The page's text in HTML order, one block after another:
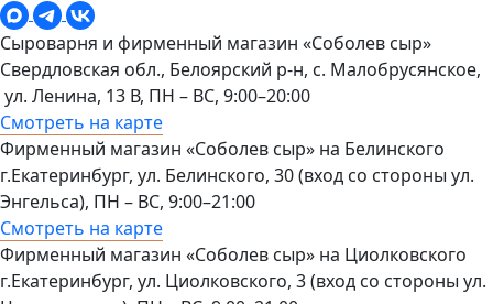
Сыроварня и фирменный магазин «Соболев сыр»
Свердловская обл., Белоярский р-н, с. Малобрусянское,
ул. Ленина, 13 В, ПН – ВС, 9:00–20:00
Смотреть на карте
Фирменный магазин «Соболев сыр» на Белинского
г.Екатеринбург, ул. Белинского, 30 (вход со стороны ул.
Энгельса), ПН – ВС, 9:00–21:00
Смотреть на карте
Фирменный магазин «Соболев сыр» на Циолковского
г.Екатеринбург, ул. Циолковского, 3 (вход со стороны ул.